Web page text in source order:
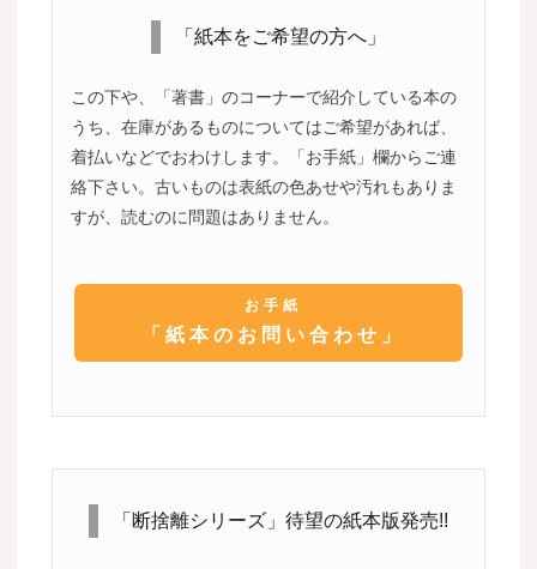
「紙本をご希望の方へ」
この下や、「著書」のコーナーで紹介している本の
うち、在庫があるものについてはご希望があれば、
着払いなどでおわけします。「お手紙」欄からご連
絡下さい。古いものは表紙の色あせや汚れもありま
すが、読むのに問題はありません。
お手紙
「紙本のお問い合わせ」
「断捨離シリーズ」待望の紙本版発売!!